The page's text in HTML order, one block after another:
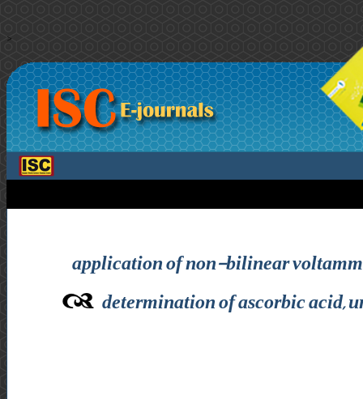
>
application of non-bilinear
determination of ascorbic acid,